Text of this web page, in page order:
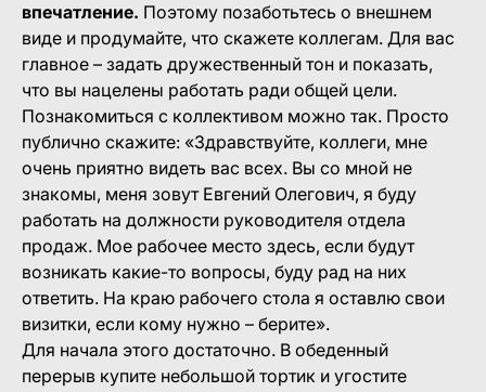
впечатление. Поэтому позаботьтесь о внешнем
виде и продумайте, что скажете коллегам. Для вас
главное – задать дружественный тон и показать,
что вы нацелены работать ради общей цели.
Познакомиться с коллективом можно так. Просто
публично скажите: «Здравствуйте, коллеги, мне
очень приятно видеть вас всех. Вы со мной не
знакомы, меня зовут Евгений Олегович, я буду
работать на должности руководителя отдела
продаж. Мое рабочее место здесь, если будут
возникать какие-то вопросы, буду рад на них
ответить. На краю рабочего стола я оставлю свои
визитки, если кому нужно – берите».
Для начала этого достаточно. В обеденный
перерыв купите небольшой тортик и угостите